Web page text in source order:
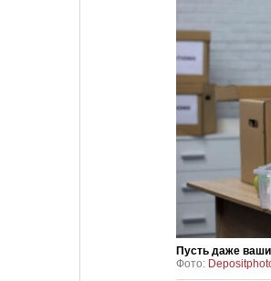
Пусть даже
Фото: